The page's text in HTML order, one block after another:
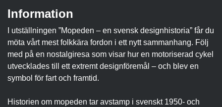
Information
I utställningen ”Mopeden – en svensk designhistoria” får du
möta vårt mest folkkära fordon i ett nytt sammanhang. Följ
med på en nostalgiresa som visar hur en motoriserad cykel
utvecklades till ett extremt designföremål – och blev en
symbol för fart och framtid.
Historien om mopeden tar avstamp i svenskt 1950- och